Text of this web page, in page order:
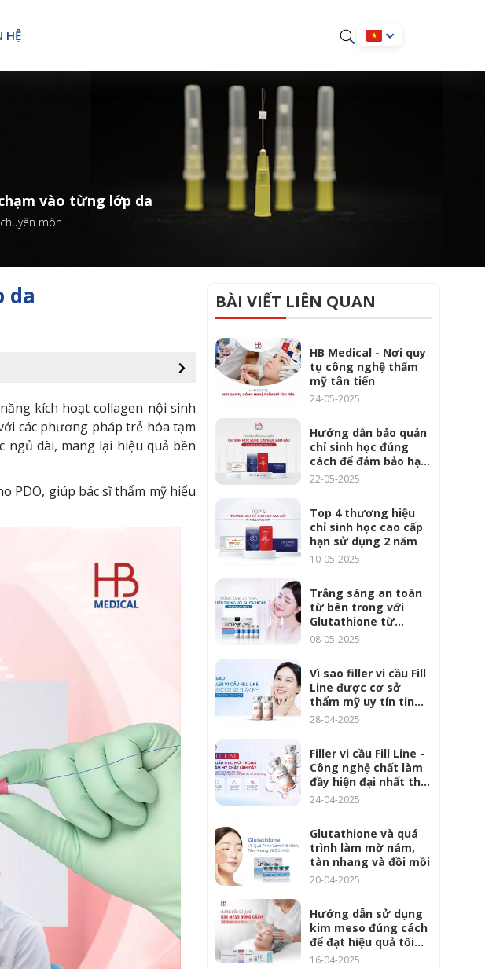
HỆ
vào từng lớp da
môn
da
kích hoạt collagen nội sinh
các phương pháp trẻ hóa tạm
ngủ dài, mang lại hiệu quả bền
PDO, giúp bác sĩ thẩm mỹ hiểu
BÀI VIẾT LIÊN QUAN
HB Medical - Nơi quy
tụ công nghệ thẩm
mỹ tân tiến
24-05-2025
Hướng dẫn bảo quản
chỉ sinh học đúng
cách để đảm bảo hạn
sử dụng tối ưu
22-05-2025
Top 4 thương hiệu
chỉ sinh học cao cấp
hạn sử dụng 2 năm
10-05-2025
Trắng sáng an toàn
từ bên trong với
Glutathione từ
Luthione 1200mg
08-05-2025
Vì sao filler vi cầu Fill
Line được cơ sở
thẩm mỹ uy tín tin
dùng?
28-04-2025
Filler vi cầu Fill Line -
Công nghệ chất làm
đầy hiện đại nhất thời
đại 4.0
24-04-2025
Glutathione và quá
trình làm mờ nám,
tàn nhang và đồi mồi
20-04-2025
Hướng dẫn sử dụng
kim meso đúng cách
để đạt hiệu quả tối
ưu
16-04-2025